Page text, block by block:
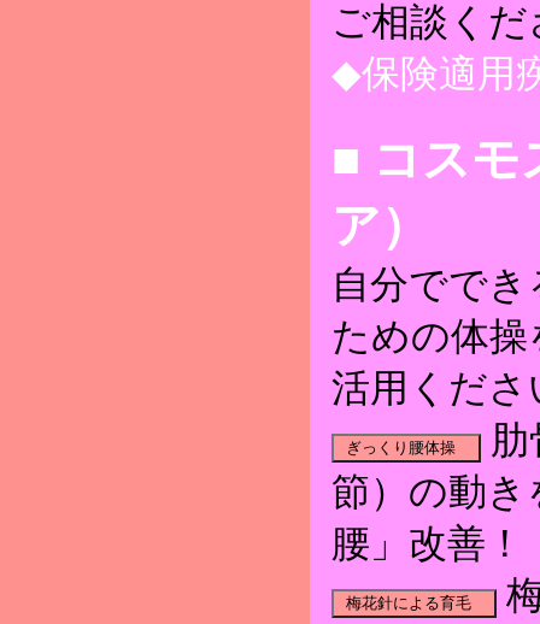
ご相談くだ
◆保険適用
■ コスモ
ア）
自分でで
ための体
活用くださ
節）の動
腰」改善！